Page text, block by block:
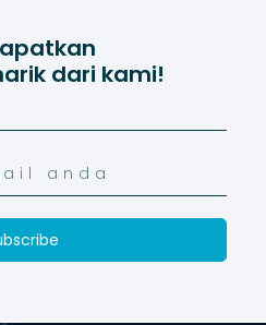
dari kami!